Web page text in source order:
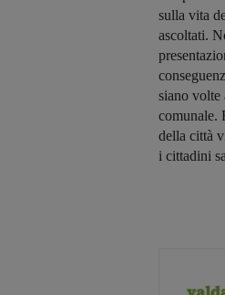
sulla vita
ascoltati.
siano volte
comunale.
della città
i cittadini